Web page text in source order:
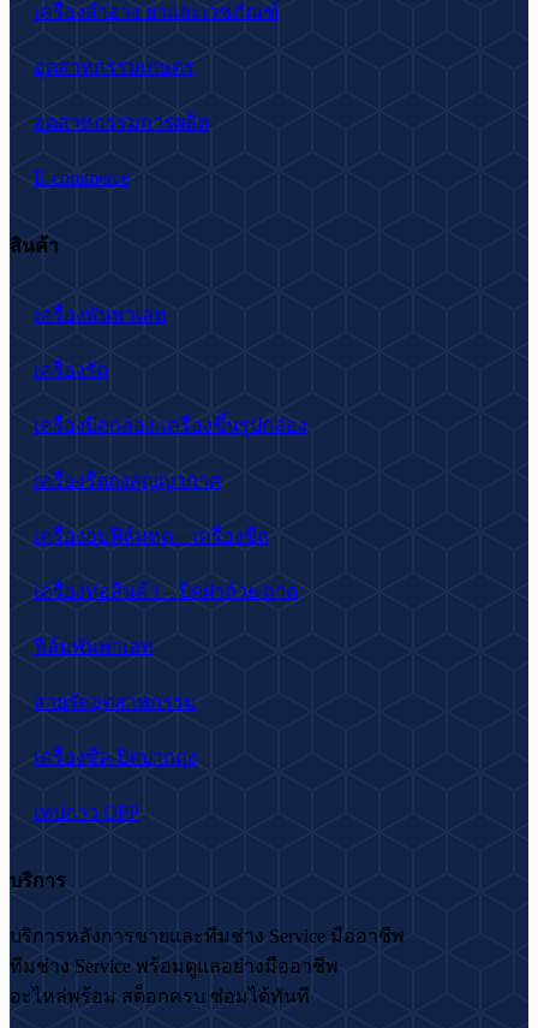
เครื่องสำอาง ยาและเวชภัณฑ์
อุตสาหกรรมเกษตร
อุตสาหกรรมการผลิต
E-commerce
สินค้า
เครื่องพันพาเลท
เครื่องรัด
เครื่องปิดกล่อง-เครื่องขึ้นรูปกล่อง
เครื่องรีดถุงสุญญากาศ
เครื่องอบฟิล์มหด – เครื่องซีล
เครื่องห่อสินค้า – ปิดฝาถ้วย/ถาด
ฟิล์มพันพาเลท
สายรัดอุตสาหกรรม
เครื่องซีล-ปิดปากถุง
เทปกาว OPP
บริการ
บริการหลังการขายและทีมช่าง Service มืออาชีพ
ทีมช่าง Service พร้อมดูแลอย่างมืออาชีพ
อะไหล่พร้อม สต็อกครบ ซ่อมได้ทันที